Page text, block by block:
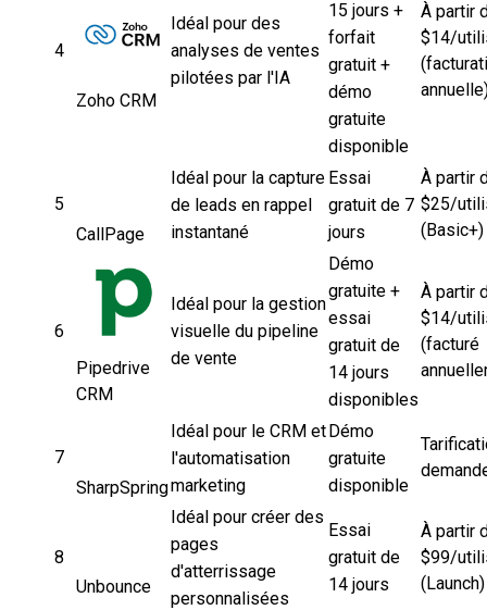
4
Zoho CRM
Idéal pour des
analyses de ventes
pilotées par l'IA
15 jours +
forfait
gratuit +
démo
gratuite
disponible
À partir
$14/
5
CallPage
Idéal pour la capture
de leads en rappel
instantané
Essai
gratuit de 7
jours
À partir
$25/
(Basic+)
6
Pipedrive
CRM
Idéal pour la gestion
visuelle du pipeline
de vente
Démo
gratuite +
essai
gratuit de
14 jours
disponibles
À partir
$14/
(facturé
7
SharpSpring
Idéal pour le CRM et
l'automatisation
marketing
Démo
gratuite
disponible
8
Unbounce
Idéal pour créer des
pages
d'atterrissage
personnalisées
Essai
gratuit de
14 jours
À partir
$99/
(Launch)